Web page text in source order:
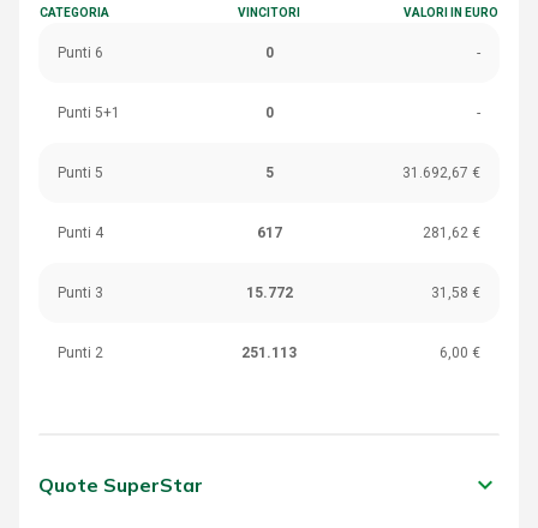
CATEGORIA VINCITORI VALORI IN EURO
Punti 6 0 -
Punti 5+1 0 -
Punti 5 5 31.692,67 €
Punti 4 617 281,62 €
Punti 3 15.772 31,58 €
Punti 2 251.113 6,00 €
Quote SuperStar keyboard_arrow_down